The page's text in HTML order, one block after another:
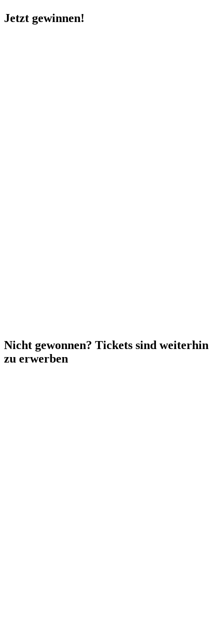
Jetzt gewinnen!
Nicht gewonnen? Tickets sind weiterhin
zu erwerben